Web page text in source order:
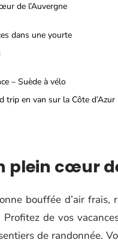
de l’Auvergne
dans une yourte
– Suède à vélo
trip en van sur la Côte d’Azur
plein cœur
bouffée d’air
Profitez de vos
de randonnée.